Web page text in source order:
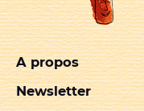
A propos
Newsletter